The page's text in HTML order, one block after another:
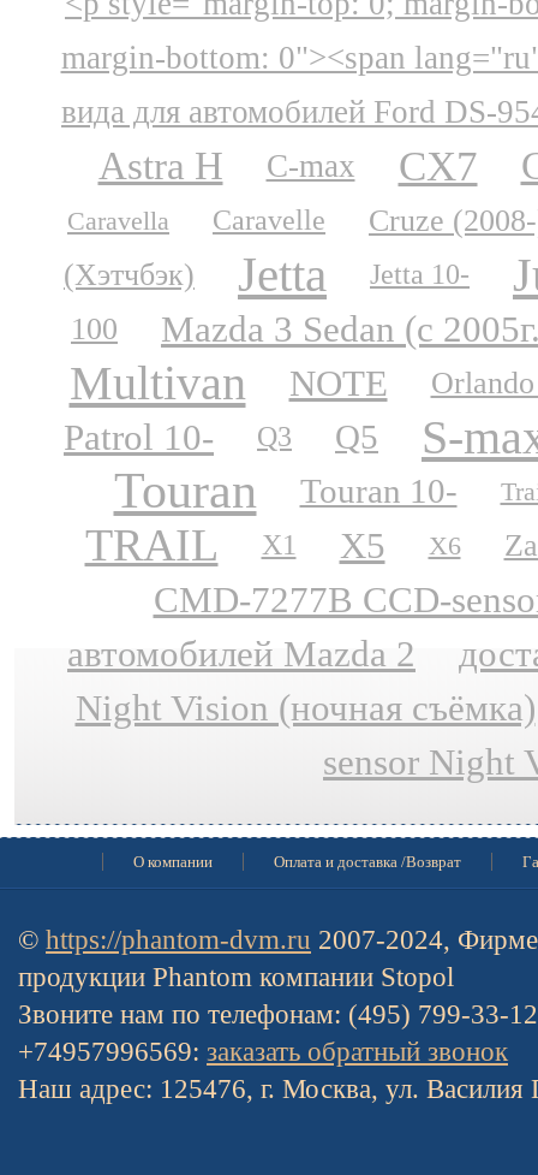
margin-bottom: 0"><span
вида для автомобилей Ford DS-
Astra H C-max CX7
Caravella Caravelle
Cruze
(Хэтчбэк)
Jetta Jetta 10-
100 Mazda 3 Sedan (с
Multivan NOTE
Patrol 10- Q3 Q5 S-
Touran Touran 10-
TRAIL X1 X5 X6
CMD-7277B CCD-
автомобилей Mazda 2
Night Vision (ночная съёмка)
sensor Night
О компании Оплата и доставка /Возврат
© https://phantom-dvm.ru 2007-2024,
продукции Phantom компании Stopol
Звоните нам по телефонам: (495) 799-33-
+74957996569: заказать обратный звонок
Наш адрес: 125476, г. Москва, ул. Василия